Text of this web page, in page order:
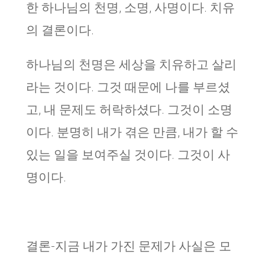
한 하나님의 천명, 소명, 사명이다. 치유
의 결론이다.
하나님의 천명은 세상을 치유하고 살리
라는 것이다. 그것 때문에 나를 부르셨
고, 내 문제도 허락하셨다. 그것이 소명
이다. 분명히 내가 겪은 만큼, 내가 할 수
있는 일을 보여주실 것이다. 그것이 사
명이다.
결론-지금 내가 가진 문제가 사실은 모